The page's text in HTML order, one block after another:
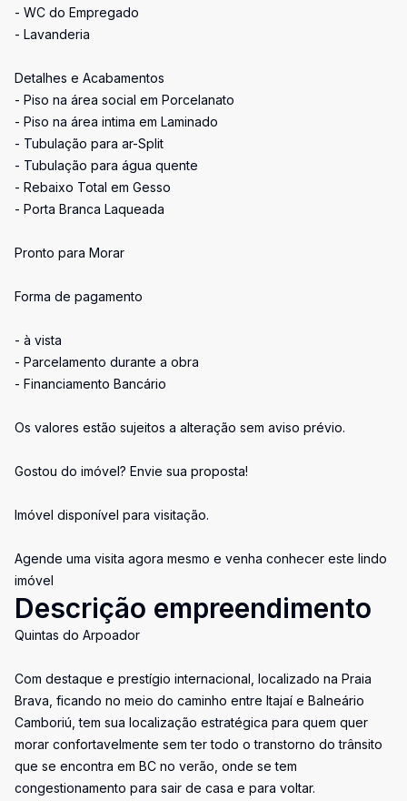
- WC do Empregado
- Lavanderia
Detalhes e Acabamentos
- Piso na área social em Porcelanato
- Piso na área intima em Laminado
- Tubulação para ar-Split
- Tubulação para água quente
- Rebaixo Total em Gesso
- Porta Branca Laqueada
Pronto para Morar
Forma de pagamento
- à vista
- Parcelamento durante a obra
- Financiamento Bancário
Os valores estão sujeitos a alteração sem aviso prévio.
Gostou do imóvel? Envie sua proposta!
Imóvel disponível para visitação.
Agende uma visita agora mesmo e venha conhecer este lindo
imóvel
Descrição empreendimento
Quintas do Arpoador
Com destaque e prestígio internacional, localizado na Praia
Brava, ficando no meio do caminho entre Itajaí e Balneário
Camboriú, tem sua localização estratégica para quem quer
morar confortavelmente sem ter todo o transtorno do trânsito
que se encontra em BC no verão, onde se tem
congestionamento para sair de casa e para voltar.